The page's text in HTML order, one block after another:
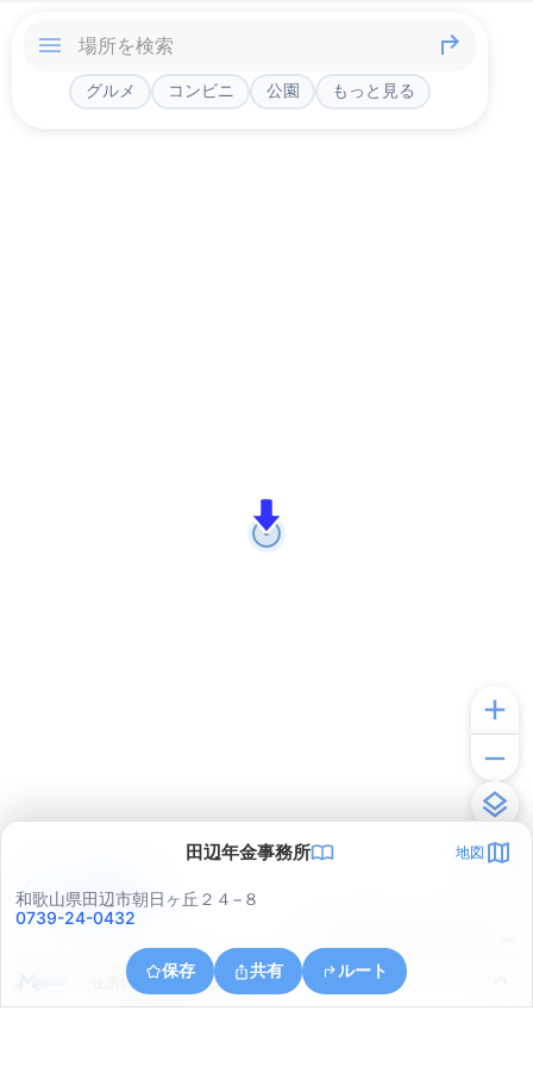
グルメ コンビニ 公園 もっと見る
田辺年金事務所 地図
和歌山県田辺市朝日ヶ丘２４−８
0739-24-0432
保存 共有 ルート
住所の取得に失敗しました
アプリで見る